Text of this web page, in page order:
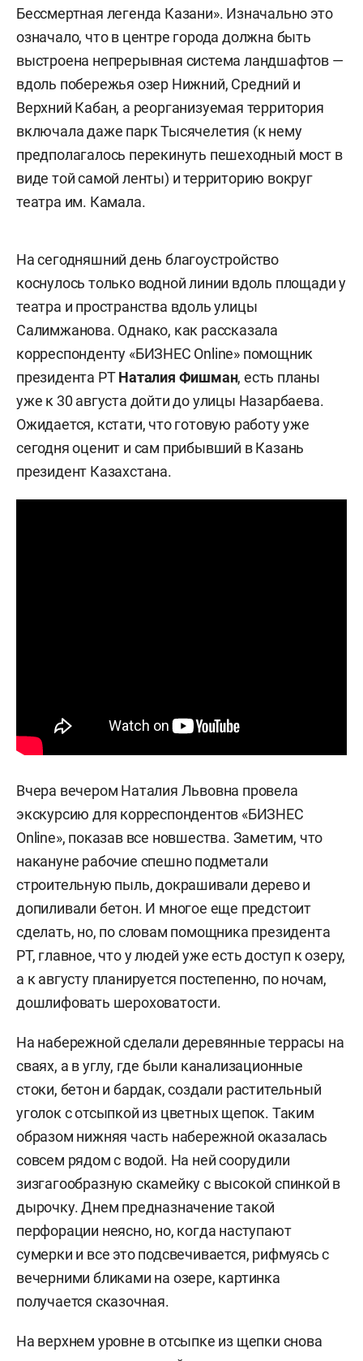
Бессмертная легенда Казани». Изначально это
означало, что в центре города должна быть
выстроена непрерывная система ландшафтов —
вдоль побережья озер Нижний, Средний и
Верхний Кабан, а реорганизуемая территория
включала даже парк Тысячелетия (к нему
предполагалось перекинуть пешеходный мост в
виде той самой ленты) и территорию вокруг
театра им. Камала.
На сегодняшний день благоустройство
коснулось только водной линии вдоль площади у
театра и пространства вдоль улицы
Салимжанова. Однако, как рассказала
корреспонденту «БИЗНЕС Online» помощник
президента РТНаталия Фишман, есть планы
уже к 30 августа дойти до улицы Назарбаева.
Ожидается, кстати, что готовую работу уже
сегодня оценит и сам прибывший в Казань
президент Казахстана.
Вчера вечером Наталия Львовна провела
экскурсию для корреспондентов «БИЗНЕС
Online», показав все новшества. Заметим, что
накануне рабочие спешно подметали
строительную пыль, докрашивали дерево и
допиливали бетон. И многое еще предстоит
сделать, но, по словам помощника президента
РТ, главное, что у людей уже есть доступ к озеру,
а к августу планируется постепенно, по ночам,
дошлифовать шероховатости.
На набережной сделали деревянные террасы на
сваях, а в углу, где были канализационные
стоки, бетон и бардак, создали растительный
уголок с отсыпкой из цветных щепок. Таким
образом нижняя часть набережной оказалась
совсем рядом с водой. На ней соорудили
зизгагообразную скамейку с высокой спинкой в
дырочку. Днем предназначение такой
перфорации неясно, но, когда наступают
сумерки и все это подсвечивается, рифмуясь с
вечерними бликами на озере, картинка
получается сказочная.
На верхнем уровне в отсыпке из щепки снова